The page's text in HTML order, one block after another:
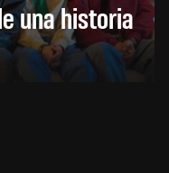
una historia